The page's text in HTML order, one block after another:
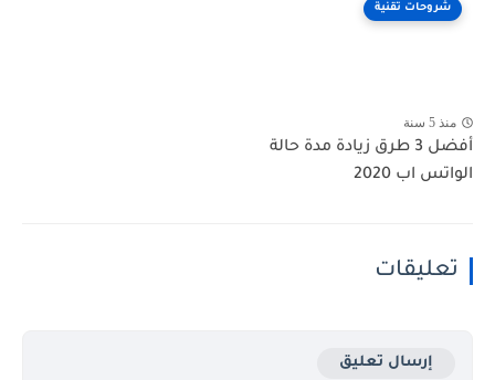
شروحات تقنية
منذ 5 سنة
أفضل 3 طرق زيادة مدة حالة
الواتس اب 2020
تعليقات
إرسال تعليق